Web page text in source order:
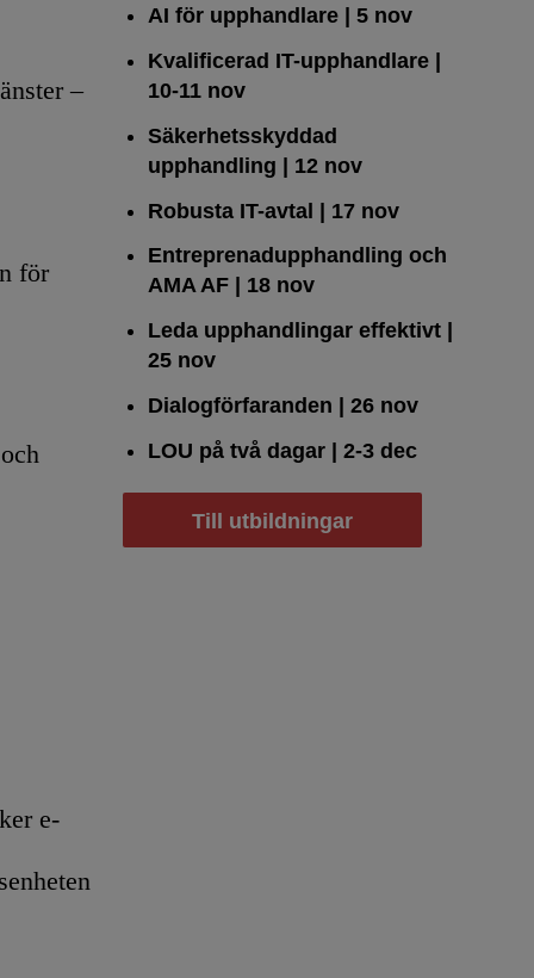
–
för
e-
AI för upphandlare | 5 nov
Kvalificerad IT-upphandlare |
10-11 nov
Säkerhetsskyddad
upphandling | 12 nov
Robusta IT-avtal | 17 nov
Entreprenadupphandling och
AMA AF | 18 nov
Leda upphandlingar effektivt
25 nov
Dialogförfaranden | 26 nov
LOU på två dagar | 2-3 dec
Till utbildningar